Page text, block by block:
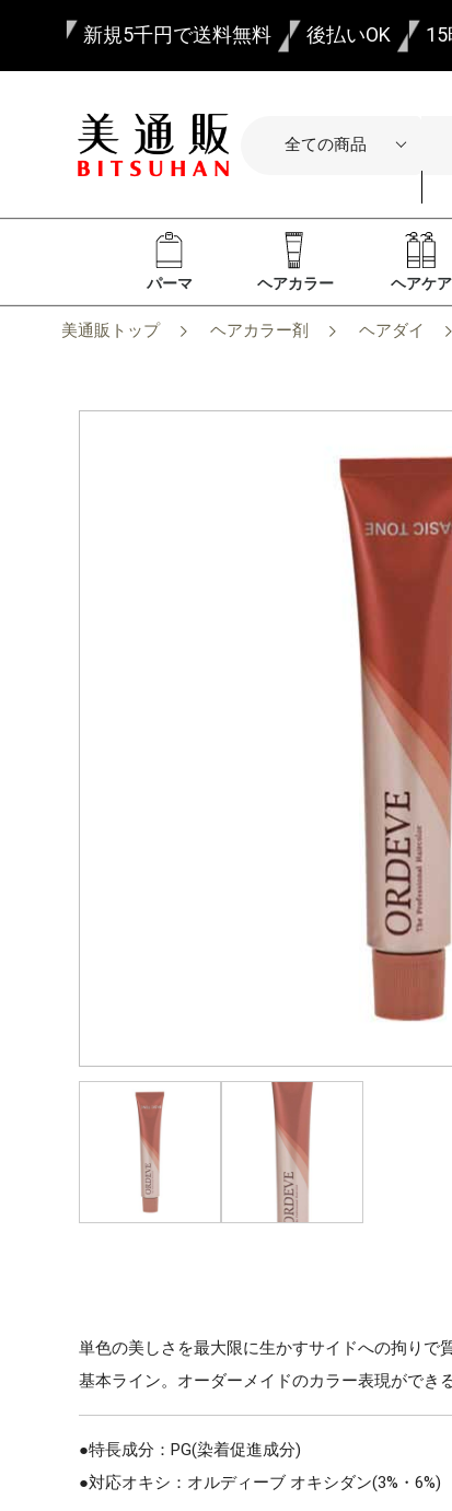
新規5千円で送料無料 後払いOK
パーマ ヘアカラー ヘアケア
美通販トップ ヘアカラー剤 ヘアダイ
単色の美しさを最大限に生かすサイドへの拘りで
基本ライン。オーダーメイドのカラー表現ができる
●特長成分：PG(染着促進成分)
●対応オキシ：オルディーブ オキシダン(3%・6%)